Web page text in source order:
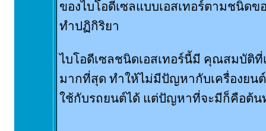
ของไบโอดีเซลแบบเอสเทอร์ตามชนิด
ทำปฏิกิริยา
ไบโอดีเซลชนิดเอสเทอร์นี้มี คุณสมบัติ
มากที่สุด ทำให้ไม่มีปัญหากับเครื่องยน
ใช้กับรถยนต์ได้ แต่ปัญหาที่จะมีก็คือต้น